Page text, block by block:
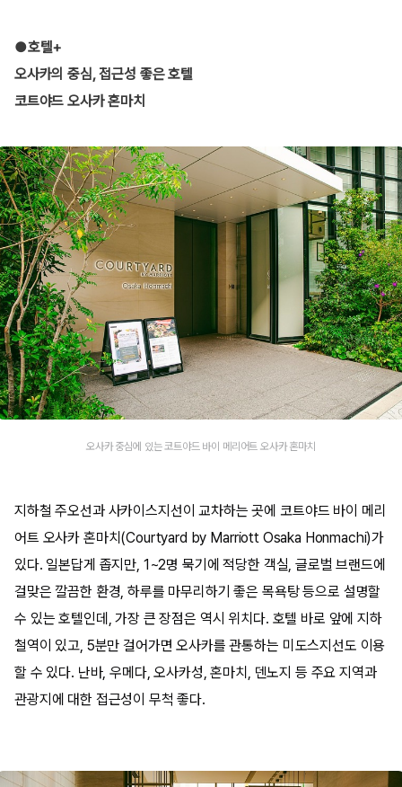
●호텔+
오사카의 중심, 접근성 좋은 호텔
코트야드 오사카 혼마치
오사카 중심에 있는 코트야드 바이 메리어트 오사카 혼마치
지하철 주오선과 사카이스지선이 교차하는 곳에 코트야드 바이 메리
어트 오사카 혼마치(Courtyard by Marriott Osaka Honmachi)가
있다. 일본답게 좁지만, 1~2명 묵기에 적당한 객실, 글로벌 브랜드에
걸맞은 깔끔한 환경, 하루를 마무리하기 좋은 목욕탕 등으로 설명할
수 있는 호텔인데, 가장 큰 장점은 역시 위치다. 호텔 바로 앞에 지하
철역이 있고, 5분만 걸어가면 오사카를 관통하는 미도스지선도 이용
할 수 있다. 난바, 우메다, 오사카성, 혼마치, 덴노지 등 주요 지역과
관광지에 대한 접근성이 무척 좋다.